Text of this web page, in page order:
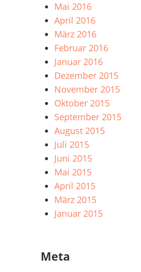
Mai 2016
April 2016
März 2016
Februar 2016
Januar 2016
Dezember 2015
November 2015
Oktober 2015
September 2015
August 2015
Juli 2015
Juni 2015
Mai 2015
April 2015
März 2015
Januar 2015
Meta